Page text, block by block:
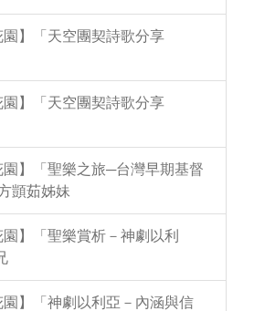
】「天空團契詩歌分享
】「天空團契詩歌分享
】「聖樂之旅─台灣早期基督
顗茹姊妹
】「聖樂賞析－神劇以利
】「神劇以利亞－內涵與信